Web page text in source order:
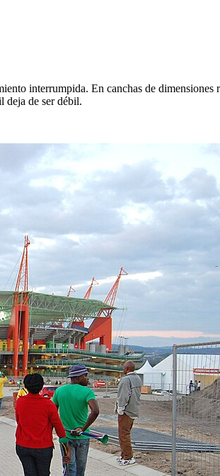
interrumpida. En canchas de
deja de ser débil.